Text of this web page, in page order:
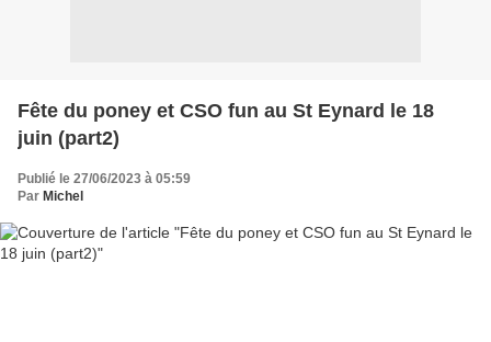
Fête du poney et CSO fun au St Eynard le 18
juin (part2)
Publié le 27/06/2023 à 05:59
Par Michel